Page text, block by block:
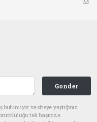
Gonder
ve siteye yaptığınız
tek başınıza